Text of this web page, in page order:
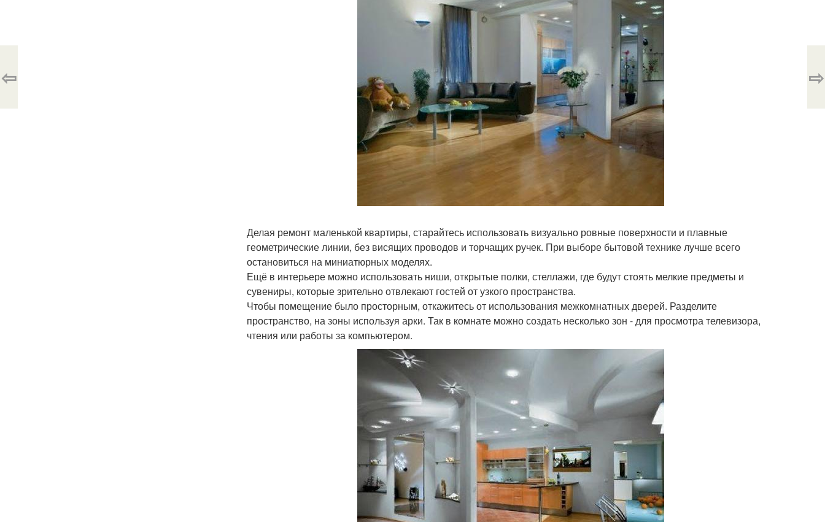
Делая ремонт маленькой квартиры, старайтесь использовать визуально ровные поверхности и плавные
геометрические линии, без висящих проводов и торчащих ручек. При выборе бытовой технике лучше всего
остановиться на миниатюрных моделях.
Ещё в интерьере можно использовать ниши, открытые полки, стеллажи, где будут стоять мелкие предметы и
сувениры, которые зрительно отвлекают гостей от узкого пространства.
Чтобы помещение было просторным, откажитесь от использования межкомнатных дверей. Разделите
пространство, на зоны используя арки. Так в комнате можно создать несколько зон - для просмотра телевизора,
чтения или работы за компьютером.
⇦ ⇨